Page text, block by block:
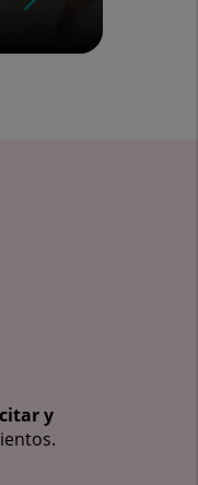
y